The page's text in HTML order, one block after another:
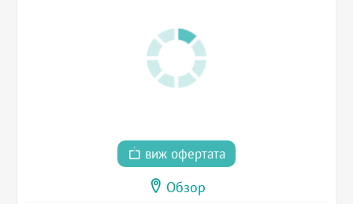
виж офертата
Обзор